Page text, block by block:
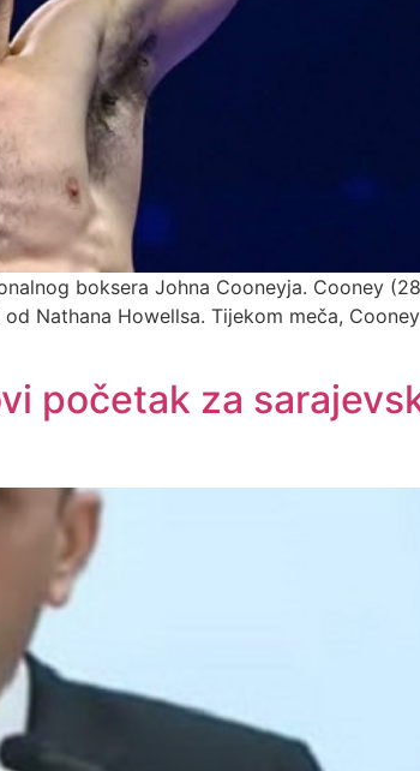
boksera Johna Cooneyja. Cooney
Nathana Howellsa. Tijekom meča,
početak za